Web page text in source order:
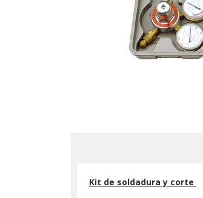
Kit de soldadura y corte